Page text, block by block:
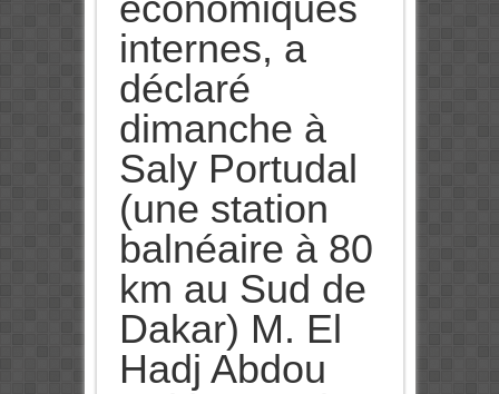
internes, a
déclaré
dimanche à
Saly Portudal
(une station
balnéaire à 80
km au Sud de
Dakar) M. El
Hadj Abdou